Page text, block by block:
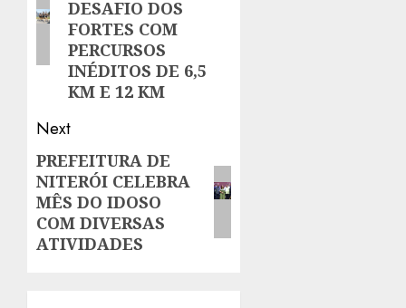
DESAFIO DOS
FORTES COM
PERCURSOS
INÉDITOS DE 6,5
KM E 12 KM
Next
Next
post:
PREFEITURA DE
NITERÓI CELEBRA
MÊS DO IDOSO
COM DIVERSAS
ATIVIDADES